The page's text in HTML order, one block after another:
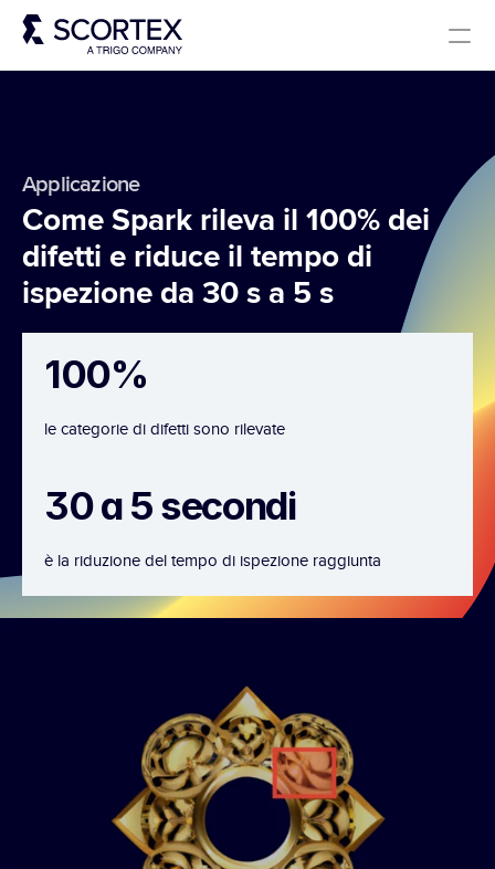
Applicazione
Come Spark rileva il 100% dei
difetti e riduce il tempo di
ispezione da 30 s a 5 s
100%
le categorie di difetti sono rilevate
30 a 5 secondi
è la riduzione del tempo di ispezione raggiunta